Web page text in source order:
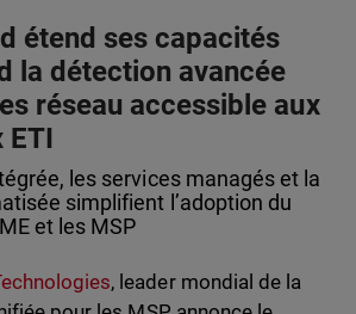
étend ses capacités
la détection avancée
réseau accessible aux
ETI
les services managés et la
simplifient l’adoption du
et les MSP
, leader mondial de la